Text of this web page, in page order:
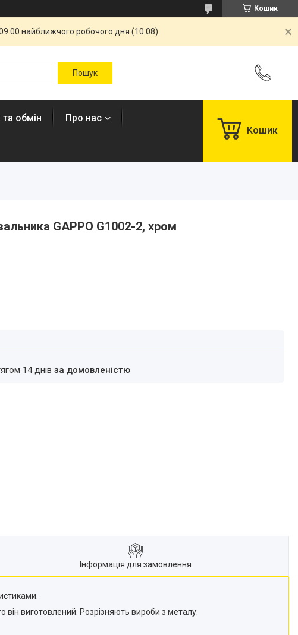
Кошик
найближчого робочого дня (10.08).
обмін Про нас
Кошик
GAPPO G1002-2, хром
14 днів за домовленістю
Інформація для замовлення
він виготовлений. Розрізняють вироби з металу: